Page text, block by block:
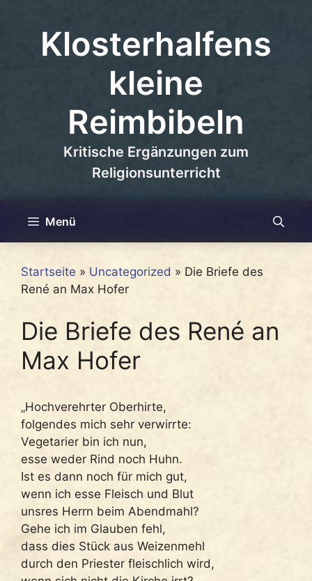
springenKlosterhalfens
kleine
Reimbibeln
Kritische Ergänzungen zum
Religionsunterricht
Menü
Startseite » Uncategorized » Die Briefe des
René an Max Hofer
Die Briefe des René an
Max Hofer
„Hochverehrter Oberhirte,
folgendes mich sehr verwirrte:
Vegetarier bin ich nun,
esse weder Rind noch Huhn.
Ist es dann noch für mich gut,
wenn ich esse Fleisch und Blut
unsres Herrn beim Abendmahl?
Gehe ich im Glauben fehl,
dass dies Stück aus Weizenmehl
durch den Priester fleischlich wird,